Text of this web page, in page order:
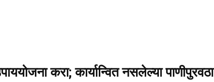
करा; कार्यान्वित नसलेल्या पाणीपुरवठा